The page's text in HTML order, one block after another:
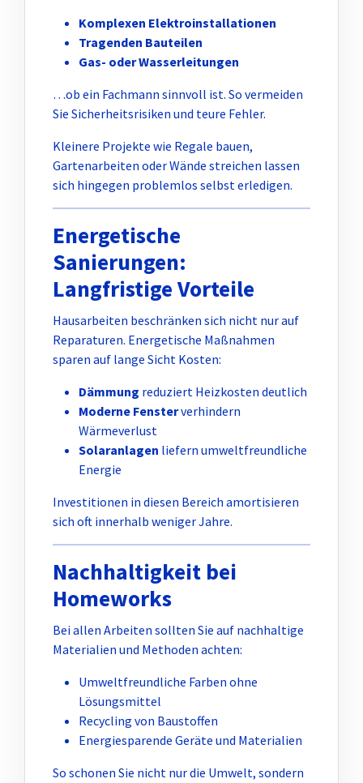
Komplexen Elektroinstallationen
Tragenden Bauteilen
Gas- oder Wasserleitungen
…ob ein Fachmann sinnvoll ist. So vermeiden
Sie Sicherheitsrisiken und teure Fehler.
Kleinere Projekte wie Regale bauen,
Gartenarbeiten oder Wände streichen lassen
sich hingegen problemlos selbst erledigen.
Energetische
Sanierungen:
Langfristige Vorteile
Hausarbeiten beschränken sich nicht nur auf
Reparaturen. Energetische Maßnahmen
sparen auf lange Sicht Kosten:
Dämmung reduziert Heizkosten deutlich
Moderne Fensterverhindern
Wärmeverlust
Solaranlagen liefern umweltfreundliche
Energie
Investitionen in diesen Bereich amortisieren
sich oft innerhalb weniger Jahre.
Nachhaltigkeit bei
Homeworks
Bei allen Arbeiten sollten Sie auf nachhaltige
Materialien und Methoden achten:
Umweltfreundliche Farben ohne
Lösungsmittel
Recycling von Baustoffen
Energiesparende Geräte und Materialien
So schonen Sie nicht nur die Umwelt, sondern